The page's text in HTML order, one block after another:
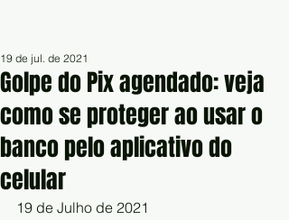
Golpe do Pix agendado: veja
como se proteger ao usar o
banco pelo aplicativo do
celular
19 de jul. de 2021
19 de Julho de 2021